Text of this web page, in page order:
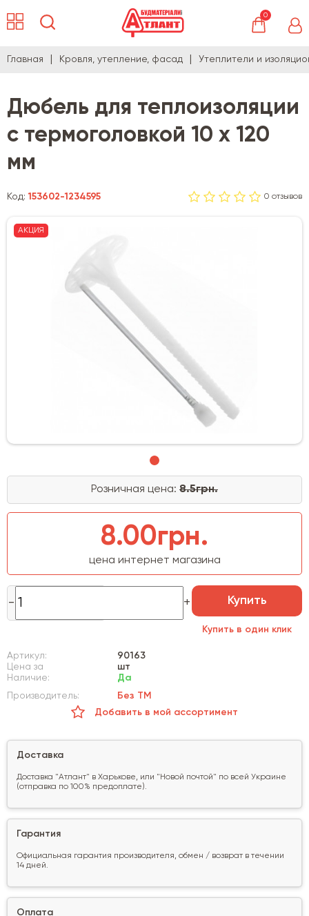
0
Главная Кровля, утепление, фасад Утеплители и
Дюбель для теплоизоляции
с термоголовкой 10 х 120
мм
Код:153602-1234595 0 отзывов
АКЦИЯ
Розничная цена: 8.5грн.
8.00грн.
цена интернет магазина
Купить
Купить в один клик
Артикул:
90163
Цена за
шт
Наличие:
Да
Производитель:
Без ТМ
Добавить в мой ассортимент
Доставка
Доставка "Атлант" в Харькове, или "Новой почтой" по всей Украине
(отправка по 100% предоплате).
Гарантия
Официальная гарантия производителя, обмен / возврат в течении
14 дней.
Оплата